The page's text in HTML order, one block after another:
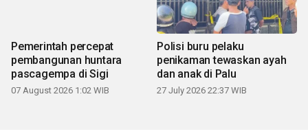
Pemerintah percepat
pembangunan huntara
pascagempa di Sigi
07 August 2026 1:02 WIB
Polisi buru pelaku
penikaman tewaskan ayah
dan anak di Palu
27 July 2026 22:37 WIB